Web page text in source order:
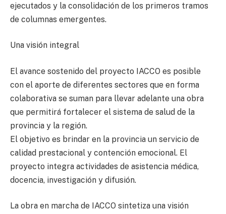
ejecutados y la consolidación de los primeros tramos
de columnas emergentes.
Una visión integral
El avance sostenido del proyecto IACCO es posible
con el aporte de diferentes sectores que en forma
colaborativa se suman para llevar adelante una obra
que permitirá fortalecer el sistema de salud de la
provincia y la región.
El objetivo es brindar en la provincia un servicio de
calidad prestacional y contención emocional. El
proyecto integra actividades de asistencia médica,
docencia, investigación y difusión.
La obra en marcha de IACCO sintetiza una visión